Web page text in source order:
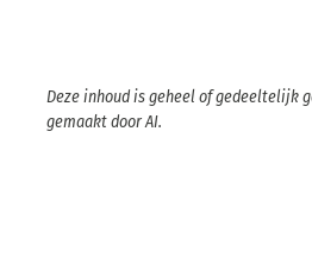
Deze inhoud is geheel of gedeeltelijk
gemaakt door AI.